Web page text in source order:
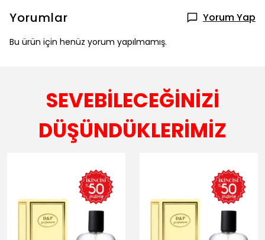
Yorumlar Yorum Yap
Bu ürün için henüz yorum yapılmamış.
SEVEBİLECEĞİNİZİ
DÜŞÜNDÜKLERİMİZ